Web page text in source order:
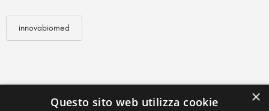
innovabiomed
×
Questo sito web utilizza cookie